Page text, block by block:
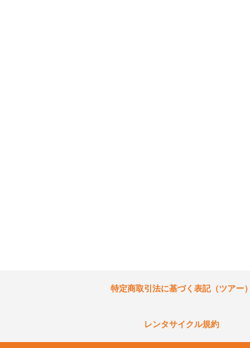
特定商取引法に基づく表記（ツアー）
レンタサイクル規約